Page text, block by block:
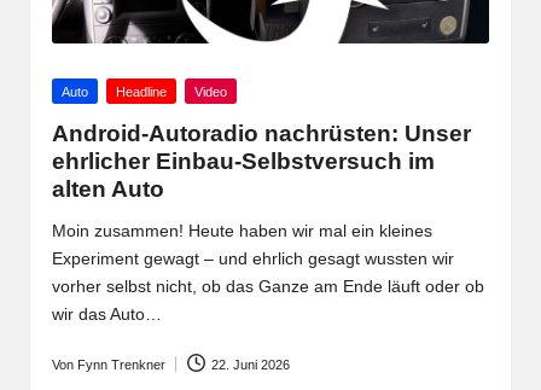
Posted
Auto Headline Video
Android-Autoradio nachrüsten: Unser
ehrlicher Einbau-Selbstversuch im
alten Auto
Moin zusammen! Heute haben wir mal ein kleines
Experiment gewagt – und ehrlich gesagt wussten wir
vorher selbst nicht, ob das Ganze am Ende läuft oder ob
wir das Auto…
Posted
Von Fynn Trenkner 22. Juni 2026